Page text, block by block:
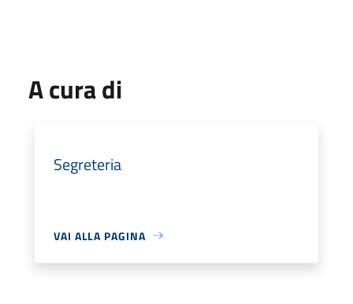
A cura di
Segreteria
VAI ALLA PAGINA